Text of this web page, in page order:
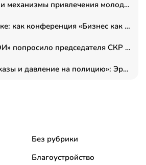
Эксперты обсудили механизмы привлечения молодых специалистов в промышленные города
Переговоры в рамке: как конференция «Бизнес как искусство» переформатирует деловой этикет в стенах ТПП РФ
Руководство «СВОИ» попросило председателя СКР дать правовую оценку обысков в тыловом штабе
«Незаконные приказы и давление на полицию»: Эрнеста Султанова задержали у посольства Израиля во время одиночного пикета
Без рубрики
Благоустройство